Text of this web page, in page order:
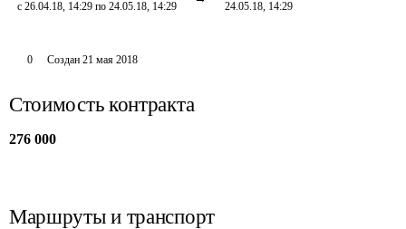
с 26.04.18, 14:29 по 24.05.18, 14:29
24.05.18, 14:29
0 Создан 21 мая 2018
Стоимость контракта
276 000
Маршруты и транспорт